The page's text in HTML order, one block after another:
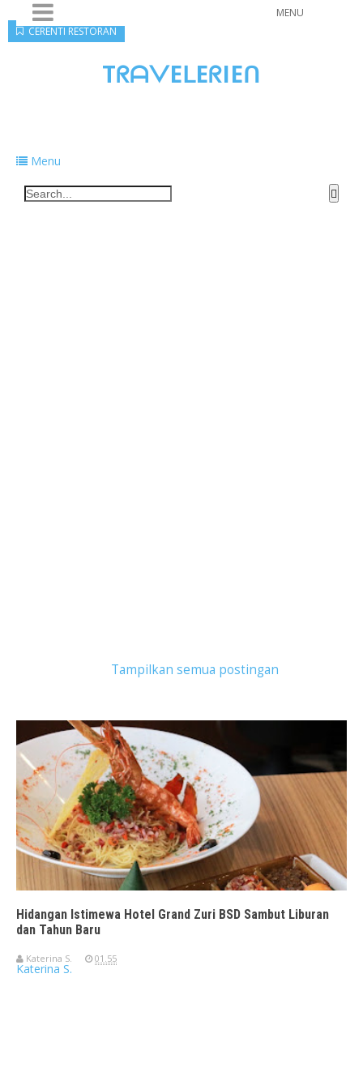
MENU
TᖇᗩᐯEᒪEᖇIEᑎ
Menu
Tampilkan semua postingan
Hidangan Istimewa Hotel Grand Zuri BSD Sambut Liburan
dan Tahun Baru
CERENTI RESTORAN
Katerina S. 01.55
Katerina S.